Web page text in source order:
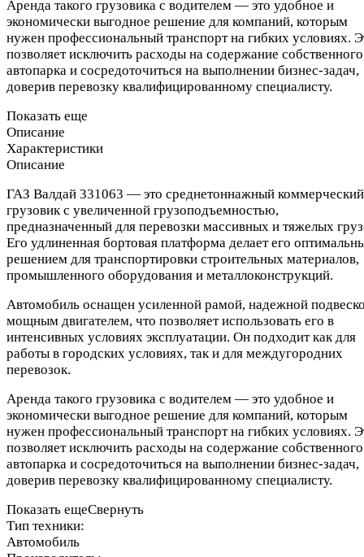
Аренда такого грузовика с водителем — это удобное и
экономически выгодное решение для компаний, которым
нужен профессиональный транспорт на гибких условиях.
позволяет исключить расходы на содержание собственного
автопарка и сосредоточиться на выполнении бизнес-задач,
доверив перевозку квалифицированному специалисту.
Показать еще
Описание
Характеристики
Описание
ГАЗ Валдай 331063 — это среднетоннажный коммерческий
грузовик с увеличенной грузоподъемностью,
предназначенный для перевозки массивных и тяжелых
Его удлиненная бортовая платформа делает его
решением для транспортировки строительных материалов,
промышленного оборудования и металлоконструкций.
Автомобиль оснащен усиленной рамой, надежной
мощным двигателем, что позволяет использовать его в
интенсивных условиях эксплуатации. Он подходит как для
работы в городских условиях, так и для междугородних
перевозок.
Аренда такого грузовика с водителем — это удобное и
экономически выгодное решение для компаний, которым
нужен профессиональный транспорт на гибких условиях.
позволяет исключить расходы на содержание собственного
автопарка и сосредоточиться на выполнении бизнес-задач,
доверив перевозку квалифицированному специалисту.
Показать ещеСвернуть
Тип техники:
Автомобиль